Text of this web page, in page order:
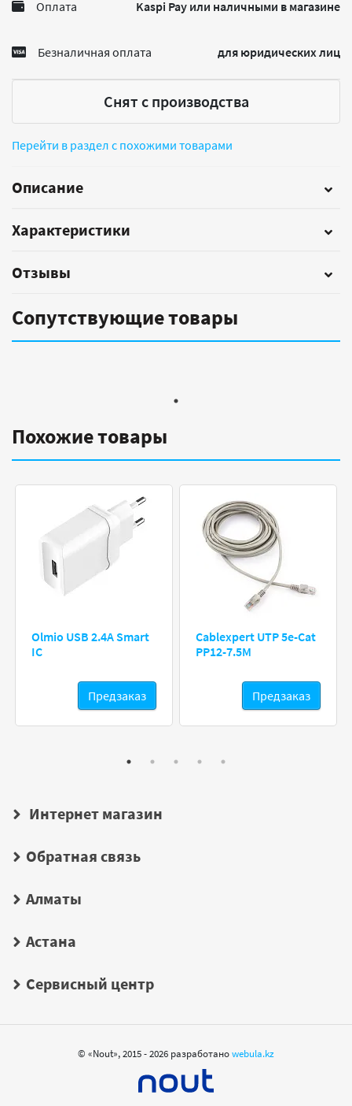
Оплата Kaspi Pay или наличными в магазине
Безналичная оплата для юридических лиц
Снят с производства
Перейти в раздел с похожими товарами
Описание
Характеристики
Отзывы
Сопутствующие товары
Похожие товары
Olmio USB 2.4A Smart
IC
Предзаказ
Cablexpert UTP 5e-Cat
PP12-7.5M
Предзаказ
Интернет магазин
Обратная связь
Алматы
Астана
Сервисный центр
© «Nout», 2015 - 2026 разработаноwebula.kz